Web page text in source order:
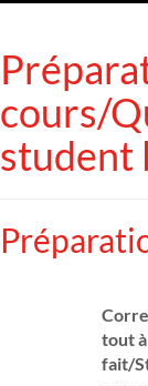
cours/
student
tout à
fait/